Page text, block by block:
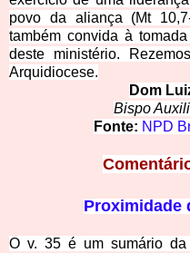
povo da aliança (Mt
também convida à
deste ministério.
Arquidiocese.
Dom
Bispo
Fonte: NPD
Proximidade
O v. 35 é um sumário